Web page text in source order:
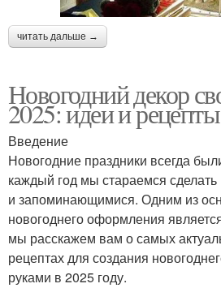
читать дальше →
Новогодний декор
2025: идеи и рецепты
Введение
Новогодние праздники всегда
каждый год мы стараемся
и запоминающимися. Одним из
новогоднего оформления
мы расскажем вам о самых
рецептах для создания
руками в 2025 году.